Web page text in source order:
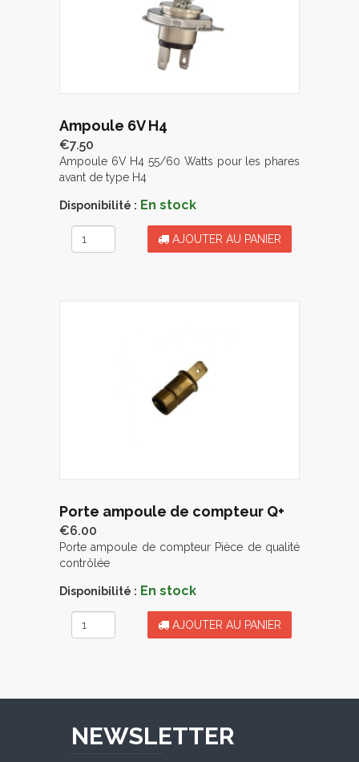
Ampoule 6V H4
€7.50
Ampoule 6V H4 55/60 Watts pour les phares
avant de type H4
Disponibilité : En stock
AJOUTER AU PANIER
Porte ampoule de compteur Q+
€6.00
Porte ampoule de compteur Pièce de qualité
contrôlée
Disponibilité : En stock
AJOUTER AU PANIER
NEWSLETTER